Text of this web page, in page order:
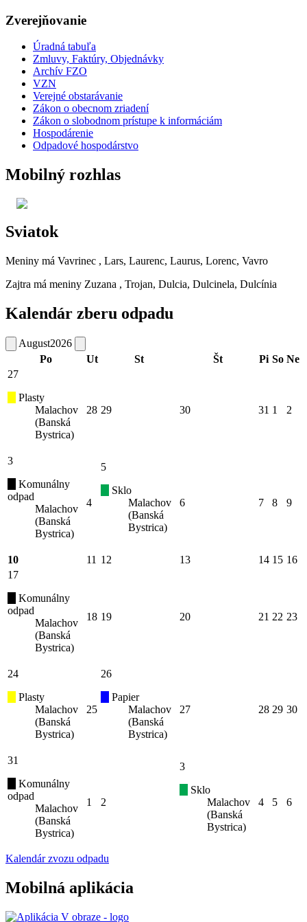
Zverejňovanie
Úradná tabuľa
Zmluvy, Faktúry, Objednávky
Archív FZO
VZN
Verejné obstarávanie
Zákon o obecnom zriadení
Zákon o slobodnom prístupe k informáciám
Hospodárenie
Odpadové hospodárstvo
Mobilný rozhlas
Sviatok
Meniny má Vavrinec , Lars, Laurenc, Laurus, Lorenc, Vavro
Zajtra má meniny Zuzana , Trojan, Dulcia, Dulcinela, Dulcínia
Kalendár zberu odpadu
August2026
Po
Ut St Št Pi So Ne
27
Plasty
Malachov
(Banská
Bystrica)
28 29 30 31 1 2
3
Komunálny
odpad
Malachov
(Banská
Bystrica)
4
5
Sklo
Malachov
(Banská
Bystrica)
6 7 8 9
10 11 12 13 14 15 16
17
Komunálny
odpad
Malachov
(Banská
Bystrica)
18 19 20 21 22 23
24
Plasty
Malachov
(Banská
Bystrica)
25
26
Papier
Malachov
(Banská
Bystrica)
27 28 29 30
31
Komunálny
odpad
Malachov
(Banská
Bystrica)
1 2
3
Sklo
Malachov
(Banská
Bystrica)
4 5 6
Kalendár zvozu odpadu
Mobilná aplikácia